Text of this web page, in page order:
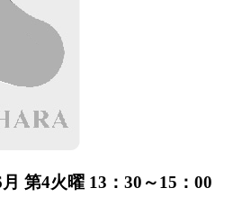
第4火曜 13：30～15：00